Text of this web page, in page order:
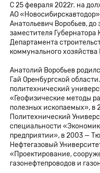
С 25 февраля 2022г. на
АО
Анатольевич Воробьев,
заместителя Губернатора
Департамента
коммунального хозяйства
Анатолий Воробьев
Гай Оренбургской
политехнический
«Геофизические методы
полезных ископаемых», в
Политехнический
специальности
предприятии», в 2003 —
Нефтегазовый
«Проектирование,
газонефтепроводов и